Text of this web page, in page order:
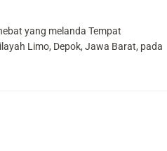
yang melanda Tempat
Limo, Depok, Jawa Barat, pada